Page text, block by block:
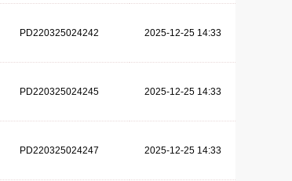
PD220325024242 2025-12-25 14:33
PD220325024245 2025-12-25 14:33
PD220325024247 2025-12-25 14:33